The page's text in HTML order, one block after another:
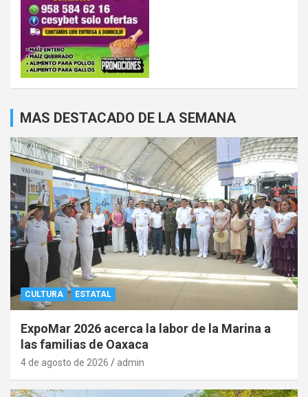
MAS DESTACADO DE LA SEMANA
CULTURA ESTATAL
ExpoMar 2026 acerca la labor de la Marina a
las familias de Oaxaca
4 de agosto de 2026 admin